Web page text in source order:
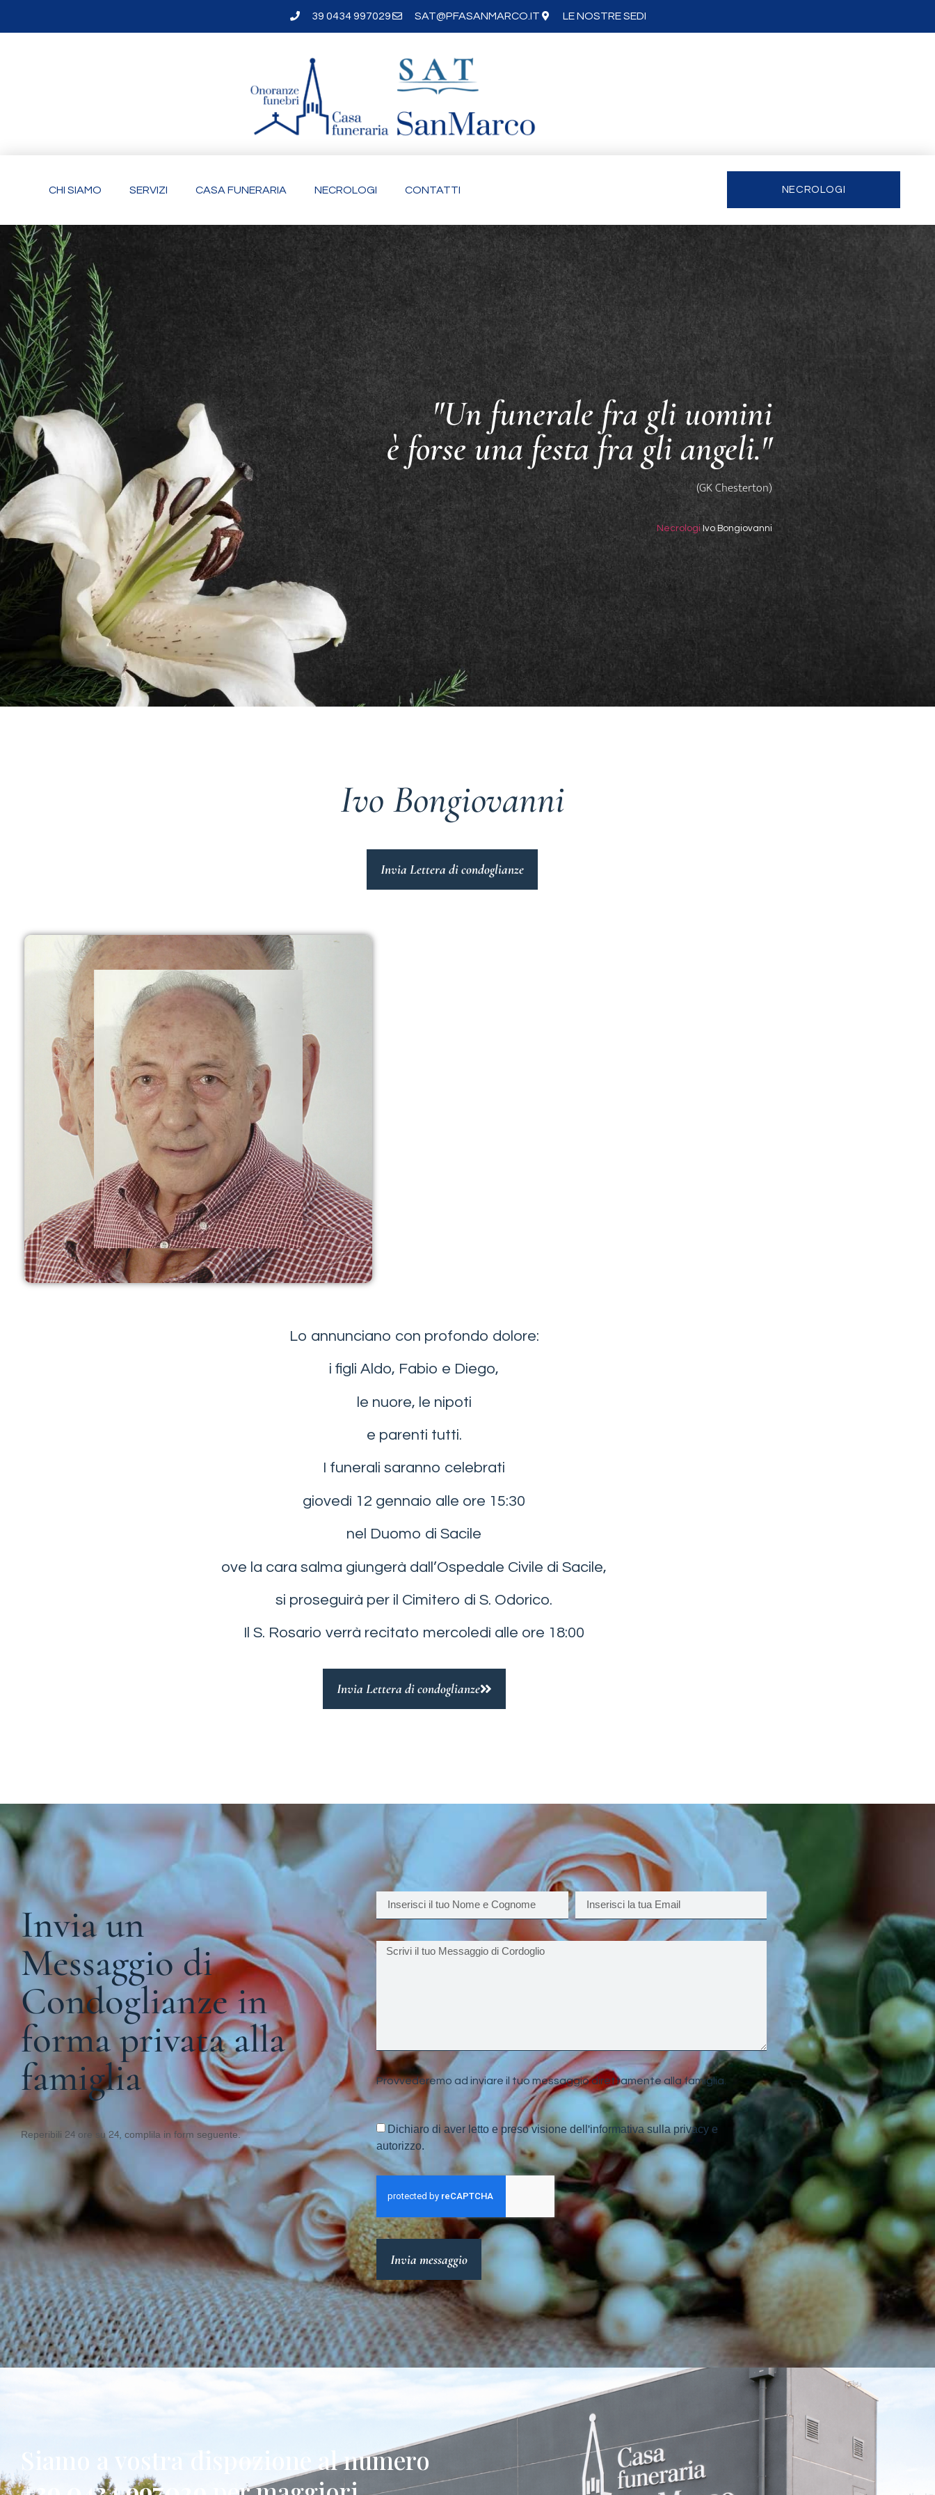
39 0434 997029 SAT@PFASANMARCO.IT LE NOSTRE SEDI
CHI SIAMO SERVIZI CASA FUNERARIA NECROLOGI CONTATTI NECROLOGI
"Un funerale fra gli uomini
è forse una festa fra gli angeli."
(GK Chesterton)
Necrologi Ivo Bongiovanni
Ivo Bongiovanni
Invia Lettera di condoglianze
Lo annunciano con profondo dolore:
i figli Aldo, Fabio e Diego,
le nuore, le nipoti
e parenti tutti.
I funerali saranno celebrati
giovedì 12 gennaio alle ore 15:30
nel Duomo di Sacile
ove la cara salma giungerà dall’Ospedale Civile di Sacile,
si proseguirà per il Cimitero di S. Odorico.
Il S. Rosario verrà recitato mercoledì alle ore 18:00
Invia Lettera di condoglianze
Invia un
Messaggio di
Condoglianze in
forma privata alla
famiglia
Reperibili 24 ore su 24, complila in form seguente.
Provvederemo ad inviare il tuo messaggio direttamente alla famiglia.
Dichiaro di aver letto e preso visione dell'informativa sulla privacy e
autorizzo.
Invia messaggio
Siamo a vostra dispozione al numero